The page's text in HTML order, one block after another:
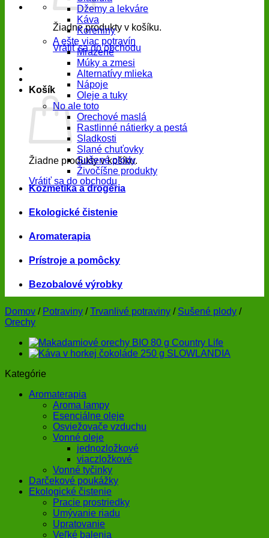
Žiadne produkty v košíku.
Vrátiť sa do obchodu
Košík
Žiadne produkty v košíku.
Vrátiť sa do obchodu
Džemy a lekváre
Káva
Koreniny
A ešte viac potravín
Mrazené
Múky a zmesi
Alternatívy mlieka
Nápoje
Oleje a tuky
No ale toto
Orechové maslá
Rastlinné nátierky a pestá
Sladkosti
Slané chuťovky
Sušené plody
Živočíšne produkty
Kozmetika a drogéria
Ekologické čistenie
Aromaterapia
Prístroje a pomôcky
Bezobalové výrobky
Domov / Potraviny / Trvanlivé potraviny / Sušené plody /
Orechy
Kategórie
Aromaterapia
Aroma lampy
Esenciálne oleje
Osviežovače vzduchu
Vonné oleje
jednozložkové
viaczložkové
Vonné tyčinky
Darčekové poukážky
Ekologické čistenie
Pracie prostriedky
Umývanie riadu
Upratovanie
Veľké balenia